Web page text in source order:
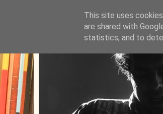
This site uses
are shared with
statistics, and to